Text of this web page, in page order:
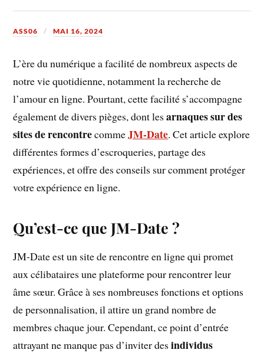
ASS06 MAI 16, 2024
L’ère du numérique a facilité de nombreux aspects de
notre vie quotidienne, notamment la recherche de
l’amour en ligne. Pourtant, cette facilité s’accompagne
également de divers pièges, dont lesarnaques sur des
sites de rencontrecommeJM-Date. Cet article explore
différentes formes d’escroqueries, partage des
expériences, et offre des conseils sur comment protéger
votre expérience en ligne.
Qu’est-ce que JM-Date ?
JM-Date est un site de rencontre en ligne qui promet
aux célibataires une plateforme pour rencontrer leur
âme sœur. Grâce à ses nombreuses fonctions et options
de personnalisation, il attire un grand nombre de
membres chaque jour. Cependant, ce point d’entrée
attrayant ne manque pas d’inviter desindividus